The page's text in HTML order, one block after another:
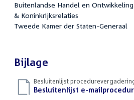
Buitenlandse Handel en
& Koninkrijksrelaties
Tweede Kamer der Staten-Generaal
Bijlage
Besluitenlijst
Download
Besluitenlijst e-